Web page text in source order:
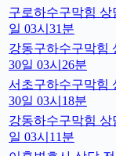
구로하수구막힘 상
일 03시31분
강동구하수구막힘
30일 03시26분
서초구하수구막힘
30일 03시18분
강동하수구막힘 상
일 03시11분